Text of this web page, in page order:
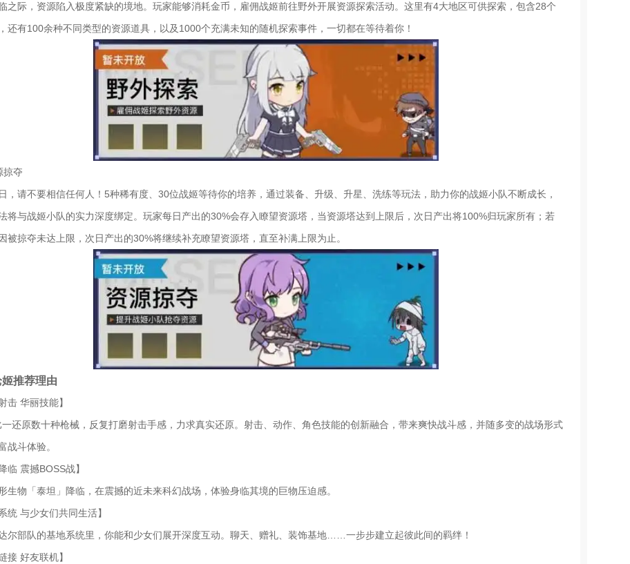
之际，资源陷入极度紧缺的境地。玩家能够消耗金币，雇佣战姬前往野外开展资源探索活动。这里有4大地区可供探索，包含28个
还有100余种不同类型的资源道具，以及1000个充满未知的随机探索事件，一切都在等待着你！
掠夺
，请不要相信任何人！5种稀有度、30位战姬等待你的培养，通过装备、升级、升星、洗练等玩法，助力你的战姬小队不断成长，
将与战姬小队的实力深度绑定。玩家每日产出的30%会存入瞭望资源塔，当资源塔达到上限后，次日产出将100%归玩家所有；若
被掠夺未达上限，次日产出的30%将继续补充瞭望资源塔，直至补满上限为止。
推荐理由
击 华丽技能】
一还原数十种枪械，反复打磨射击手感，力求真实还原。射击、动作、角色技能的创新融合，带来爽快战斗感，并随多变的战场形式
战斗体验。
临 震撼BOSS战】
生物「泰坦」降临，在震撼的近未来科幻战场，体验身临其境的巨物压迫感。
统 与少女们共同生活】
尔部队的基地系统里，你能和少女们展开深度互动。聊天、赠礼、装饰基地……一步步建立起彼此间的羁绊！
接 好友联机】